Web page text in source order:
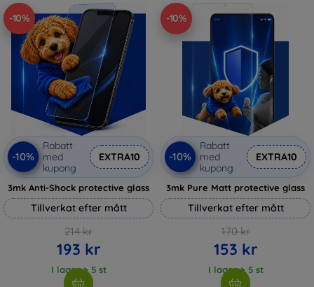
-10%
-10%
Rabatt
med
kupong
EXTRA10
3mk Anti-Shock protective glass
Tillverkat efter mått
214 kr
193 kr
I lager > 5 st
-10%
-10%
Rabatt
med
kupong
EXTRA10
3mk Pure Matt protective glass
Tillverkat efter mått
170 kr
153 kr
I lager > 5 st